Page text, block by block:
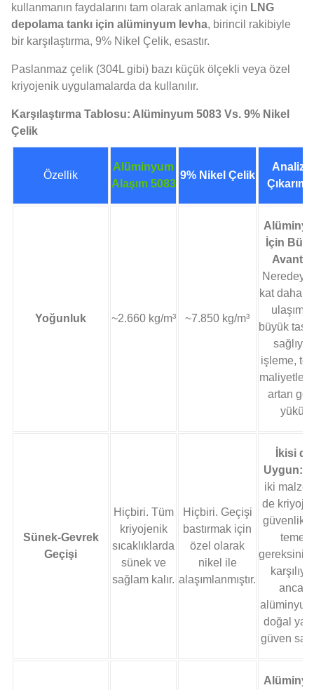
kullanmanın faydalarını tam olarak anlamak için LNG
depolama tankı için alüminyum levha, birincil rakibiyle
bir karşılaştırma, 9% Nikel Çelik, esastır.
Paslanmaz çelik (304L gibi) bazı küçük ölçekli veya özel
kriyojenik uygulamalarda da kullanılır.
Karşılaştırma Tablosu: Alüminyum 5083 Vs. 9% Nikel
Çelik
Özellik
Alüminyum
Alaşım 5083
9% Nikel Çelik
Analiz
Yoğunluk ~2.660 kg/m³ ~7.850 kg/m³
İçin
kat daha
büyük
sağlıyor,
işleme,
artan
yükü.
Sünek-Gevrek
Geçişi
Hiçbiri. Tüm
kriyojenik
sıcaklıklarda
sünek ve
sağlam kalır.
Hiçbiri. Geçişi
bastırmak için
özel olarak
nikel ile
alaşımlanmıştır.
İkisi de
Uygun:
iki
de
güvenlik
temel
ancak
doğal
güven